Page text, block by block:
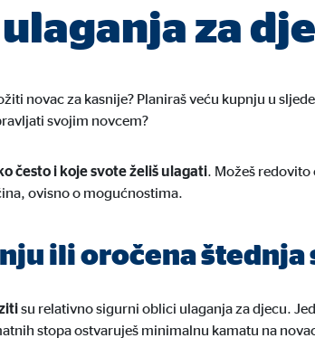
za
novac za kasnije? Planiraš veću kupnju u
svojim novcem?
često i koje svote želiš ulagati . Možeš
ovisno o mogućnostima.
ili oročena
su relativno sigurni oblici ulaganja za djecu.
stopa ostvaruješ minimalnu kamatu na